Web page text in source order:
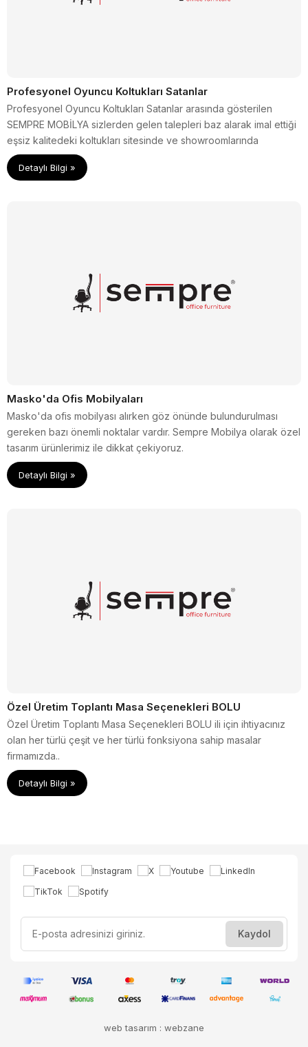
Profesyonel Oyuncu Koltukları Satanlar
Profesyonel Oyuncu Koltukları Satanlar arasında gösterilen
SEMPRE MOBİLYA sizlerden gelen talepleri baz alarak imal ettiği
eşsiz kalitedeki koltukları sitesinde ve showroomlarında
sergileyerek satmaktadır.
Detaylı Bilgi »
Masko'da Ofis Mobilyaları
Masko'da ofis mobilyası alırken göz önünde bulundurulması
gereken bazı önemli noktalar vardır. Sempre Mobilya olarak özel
tasarım ürünlerimiz ile dikkat çekiyoruz.
Detaylı Bilgi »
Özel Üretim Toplantı Masa Seçenekleri BOLU
Özel Üretim Toplantı Masa Seçenekleri BOLU ili için ihtiyacınız
olan her türlü çeşit ve her türlü fonksiyona sahip masalar
firmamızda..
Detaylı Bilgi »
web tasarım : webzane